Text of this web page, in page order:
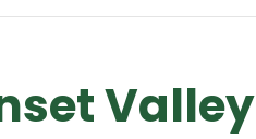
Valley